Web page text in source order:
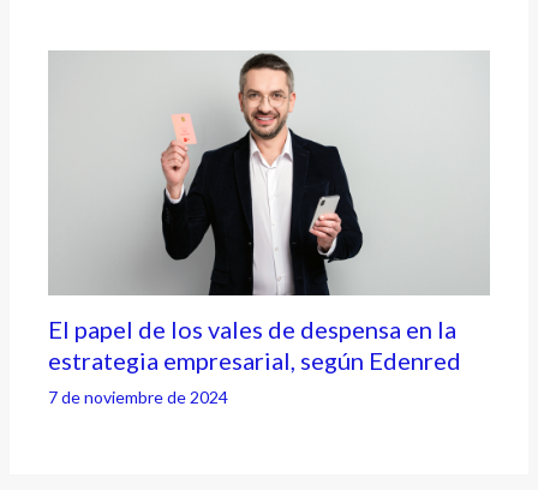
El papel de los vales de despensa en la
estrategia empresarial, según Edenred
7 de noviembre de 2024